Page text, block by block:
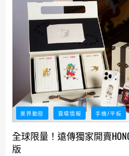
業界動態 賣場情報 手機/平板
全球限量！遠傳獨家開賣
版